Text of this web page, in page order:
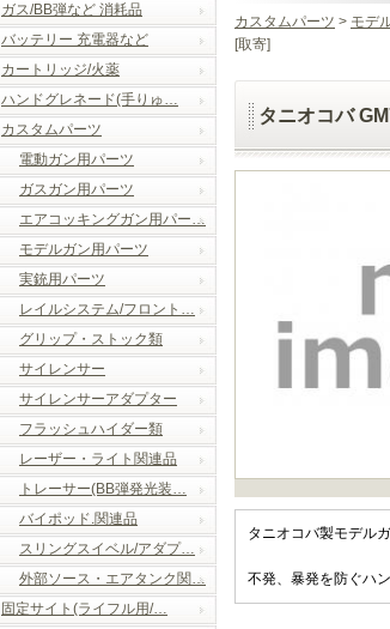
ガス/BB弾など 消耗品
バッテリー 充電器など
カートリッジ/火薬
ハンドグレネード(手りゅ…
カスタムパーツ
電動ガン用パーツ
ガスガン用パーツ
エアコッキングガン用パー…
モデルガン用パーツ
実銃用パーツ
レイルシステム/フロント…
グリップ・ストック類
サイレンサー
サイレンサーアダプター
フラッシュハイダー類
レーザー・ライト関連品
トレーサー(BB弾発光装…
バイポッド.関連品
スリングスイベル/アダプ…
外部ソース・エアタンク関…
固定サイト(ライフル用/…
カスタムパーツ > モデ
[取寄]
タニオコバ
タニオコバ製モデル
不発、暴発を防ぐハ